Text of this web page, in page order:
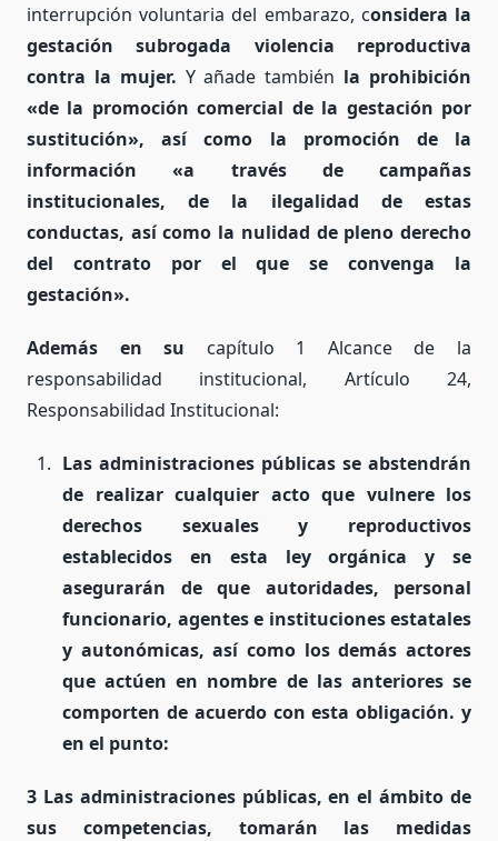
interrupción voluntaria del embarazo, considera la
gestación subrogada violencia reproductiva
contra la mujer. Y añade también la prohibición
«de la promoción comercial de la gestación por
sustitución», así como la promoción de la
información «a través de campañas
institucionales, de la ilegalidad de estas
conductas, así como la nulidad de pleno derecho
del contrato por el que se convenga la
gestación».
Además en su capítulo 1 Alcance de la
responsabilidad institucional, Artículo 24,
Responsabilidad Institucional:
Las administraciones públicas se abstendrán
de realizar cualquier acto que vulnere los
derechos sexuales y reproductivos
establecidos en esta ley orgánica y se
asegurarán de que autoridades, personal
funcionario, agentes e instituciones estatales
y autonómicas, así como los demás actores
que actúen en nombre de las anteriores se
comporten de acuerdo con esta obligación. y
en el punto:
3 Las administraciones públicas, en el ámbito de
sus competencias, tomarán las medidas